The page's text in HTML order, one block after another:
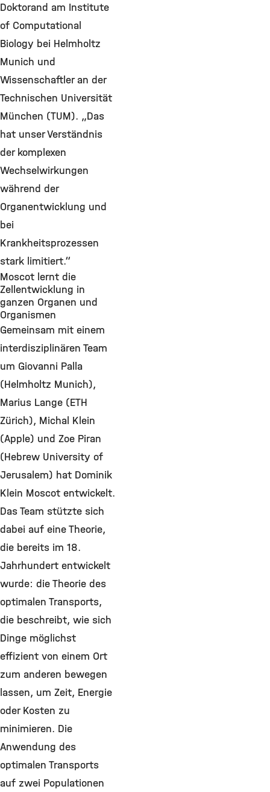
Doktorand am Institute
of Computational
Biology bei Helmholtz
Munich und
Wissenschaftler an der
Technischen Universität
München (TUM). „Das
hat unser Verständnis
der komplexen
Wechselwirkungen
während der
Organentwicklung und
bei
Krankheitsprozessen
stark limitiert.“
Moscot lernt die
Zellentwicklung in
ganzen Organen und
Organismen
Gemeinsam mit einem
interdisziplinären Team
um Giovanni Palla
(Helmholtz Munich),
Marius Lange (ETH
Zürich), Michal Klein
(Apple) und Zoe Piran
(Hebrew University of
Jerusalem) hat Dominik
Klein Moscot entwickelt.
Das Team stützte sich
dabei auf eine Theorie,
die bereits im 18.
Jahrhundert entwickelt
wurde: die Theorie des
optimalen Transports,
die beschreibt, wie sich
Dinge möglichst
effizient von einem Ort
zum anderen bewegen
lassen, um Zeit, Energie
oder Kosten zu
minimieren. Die
Anwendung des
optimalen Transports
auf zwei Populationen